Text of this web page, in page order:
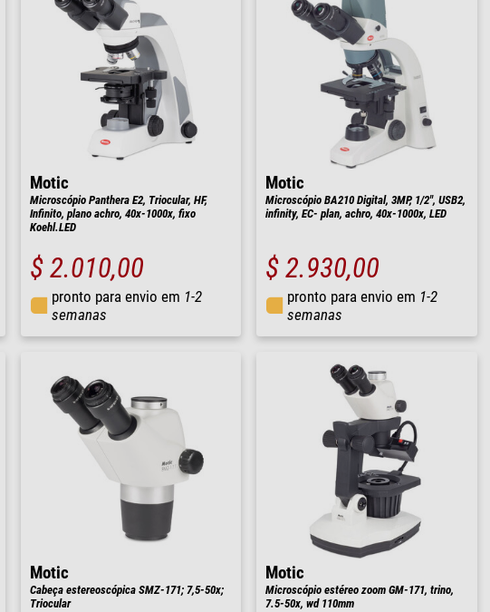
Motic
Microscópio Panthera E2, Triocular, HF,
Infinito, plano achro, 40x-1000x, fixo
Koehl.LED
$ 2.010,00
pronto para envio em 1-2
semanas
Motic
Microscópio BA210 Digital, 3MP, 1/2", USB2,
infinity, EC- plan, achro, 40x-1000x, LED
$ 2.930,00
pronto para envio em 1-2
semanas
Motic
Cabeça estereoscópica SMZ-171; 7,5-50x;
Triocular
Motic
Microscópio estéreo zoom GM-171, trino,
7.5-50x, wd 110mm